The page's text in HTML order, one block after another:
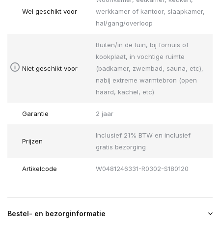
Wel geschikt voor
werkkamer of kantoor, slaapkamer,
hal/gang/overloop
Niet geschikt voor
Buiten/in de tuin, bij fornuis of
kookplaat, in vochtige ruimte
(badkamer, zwembad, sauna, etc),
nabij extreme warmtebron (open
haard, kachel, etc)
Garantie 2 jaar
Prijzen
Inclusief 21% BTW en inclusief
gratis bezorging
Artikelcode W0481246331-R0302-S180120
Bestel- en bezorginformatie